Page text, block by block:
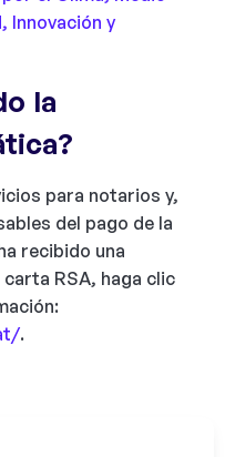
Innovación y
la
para notarios y,
del pago de la
recibido una
RSA, haga clic
.